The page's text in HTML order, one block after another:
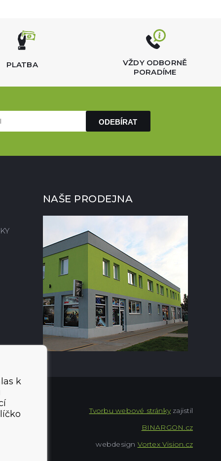
PLATBA
VŽDY ODBORNĚ
PORADÍME
ODEBÍRAT
NAŠE PRODEJNA
Tvorbu webové stránkyzajistil
BINARGON.cz
webdesign Vortex Vision.cz
k